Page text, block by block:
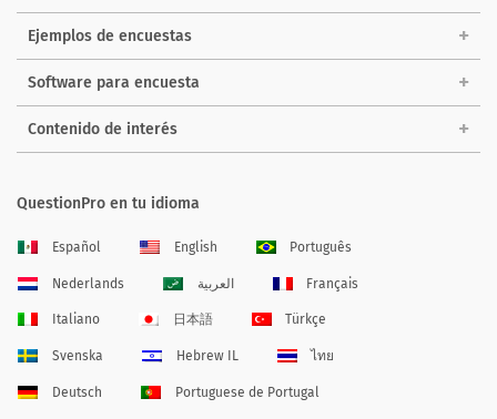
Ejemplos de encuestas
Software para encuesta
Contenido de interés
QuestionPro en tu idioma
Español English Português
Nederlands العربية Français
Italiano 日本語 Türkçe
Svenska Hebrew IL ไทย
Deutsch Portuguese de Portugal